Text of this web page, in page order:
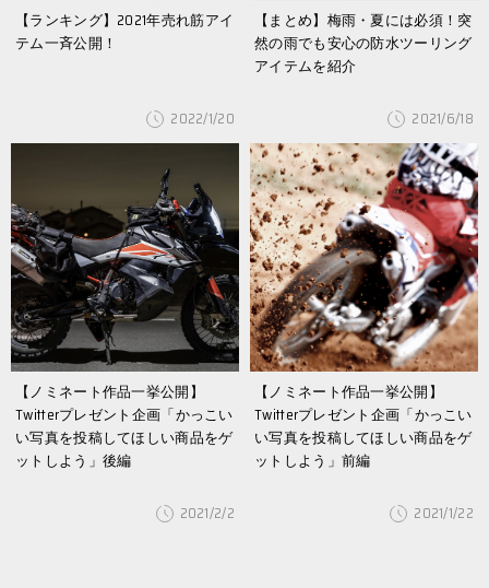
【ランキング】2021年売れ筋アイ
テム一斉公開！
2022/1/20
【まとめ】梅雨・夏には必須！突
然の雨でも安心の防水ツーリング
アイテムを紹介
2021/6/18
【ノミネート作品一挙公開】
Twitterプレゼント企画「かっこい
い写真を投稿してほしい商品をゲ
ットしよう」後編
2021/2/2
【ノミネート作品一挙公開】
Twitterプレゼント企画「かっこい
い写真を投稿してほしい商品をゲ
ットしよう」前編
2021/1/22